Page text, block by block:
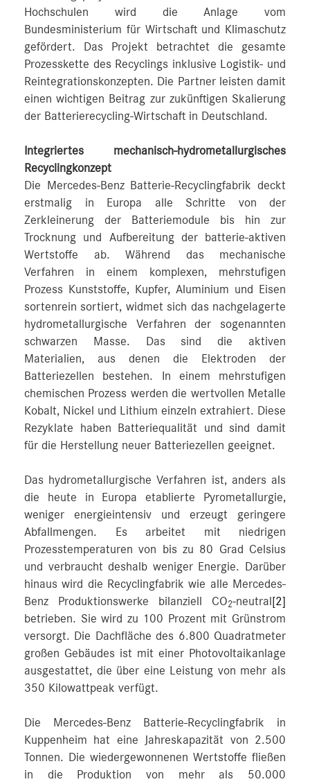
Hochschulen wird die Anlage vom
Bundesministerium für Wirtschaft und Klimaschutz
gefördert. Das Projekt betrachtet die gesamte
Prozesskette des Recyclings inklusive Logistik- und
Reintegrationskonzepten. Die Partner leisten damit
einen wichtigen Beitrag zur zukünftigen Skalierung
der Batterierecycling-Wirtschaft in Deutschland.
Integriertes mechanisch-hydrometallurgisches
Recyclingkonzept
Die Mercedes-Benz Batterie-Recyclingfabrik deckt
erstmalig in Europa alle Schritte von der
Zerkleinerung der Batteriemodule bis hin zur
Trocknung und Aufbereitung der batterie-aktiven
Wertstoffe ab. Während das mechanische
Verfahren in einem komplexen, mehrstufigen
Prozess Kunststoffe, Kupfer, Aluminium und Eisen
sortenrein sortiert, widmet sich das nachgelagerte
hydrometallurgische Verfahren der sogenannten
schwarzen Masse. Das sind die aktiven
Materialien, aus denen die Elektroden der
Batteriezellen bestehen. In einem mehrstufigen
chemischen Prozess werden die wertvollen Metalle
Kobalt, Nickel und Lithium einzeln extrahiert. Diese
Rezyklate haben Batteriequalität und sind damit
für die Herstellung neuer Batteriezellen geeignet.
Das hydrometallurgische Verfahren ist, anders als
die heute in Europa etablierte Pyrometallurgie,
weniger energieintensiv und erzeugt geringere
Abfallmengen. Es arbeitet mit niedrigen
Prozesstemperaturen von bis zu 80 Grad Celsius
und verbraucht deshalb weniger Energie. Darüber
hinaus wird die Recyclingfabrik wie alle Mercedes-
Benz Produktionswerke bilanziell CO2-neutral [2]
betrieben. Sie wird zu 100 Prozent mit Grünstrom
versorgt. Die Dachfläche des 6.800 Quadratmeter
großen Gebäudes ist mit einer Photovoltaikanlage
ausgestattet, die über eine Leistung von mehr als
350 Kilowattpeak verfügt.
Die Mercedes-Benz Batterie-Recyclingfabrik in
Kuppenheim hat eine Jahreskapazität von 2.500
Tonnen. Die wiedergewonnenen Wertstoffe fließen
in die Produktion von mehr als 50.000